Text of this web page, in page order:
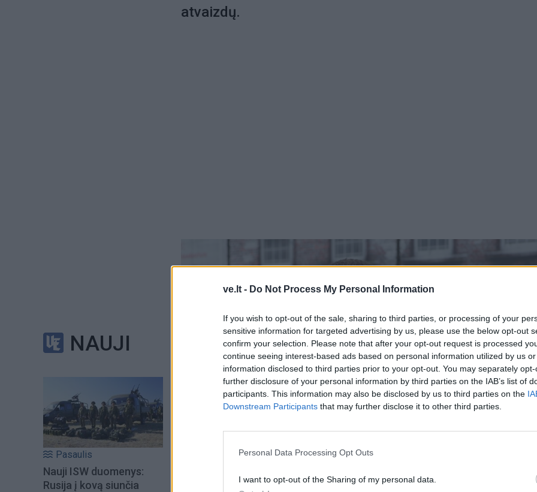
ve.lt - Do Not Process My Personal Information
If you wish to opt-out of the sale, sharing to third parties, or processing of your
sensitive information for targeted advertising by us, please use the below opt-out
confirm your selection. Please note that after your opt-out request is processed
continue seeing interest-based ads based on personal information utilized by us
information disclosed to third parties prior to your opt-out. You may separately
further disclosure of your personal information by third parties on the IAB’s list of
participants. This information may also be disclosed by us to third parties on the
Downstream Participants that may further disclose it to other third parties.
Personal Data Processing Opt Outs
I want to opt-out of the Sharing of my personal data.
NAUJI
Pasaulis
Nauji ISW duomenys:
Rusija į kovą siunčia
atvaizdų.